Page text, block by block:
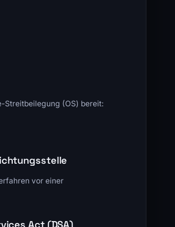
Streitbeilegung (OS) bereit:
vor einer